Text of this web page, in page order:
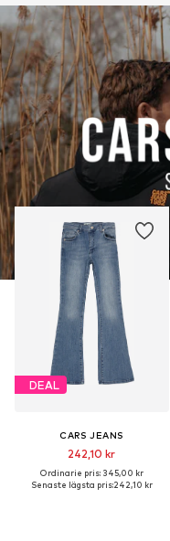
DEAL
CARS JEANS
242,10 kr
Ordinarie pris: 345,00 kr
Senaste lägsta pris:242,10 kr